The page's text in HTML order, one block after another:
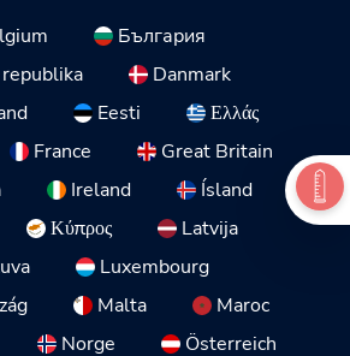
България
Danmark
Eesti
Ελλάς
France
Great Britain
Ireland
Ísland
Κύπρος
Latvija
Luxembourg
Malta
Maroc
Norge
Österreich